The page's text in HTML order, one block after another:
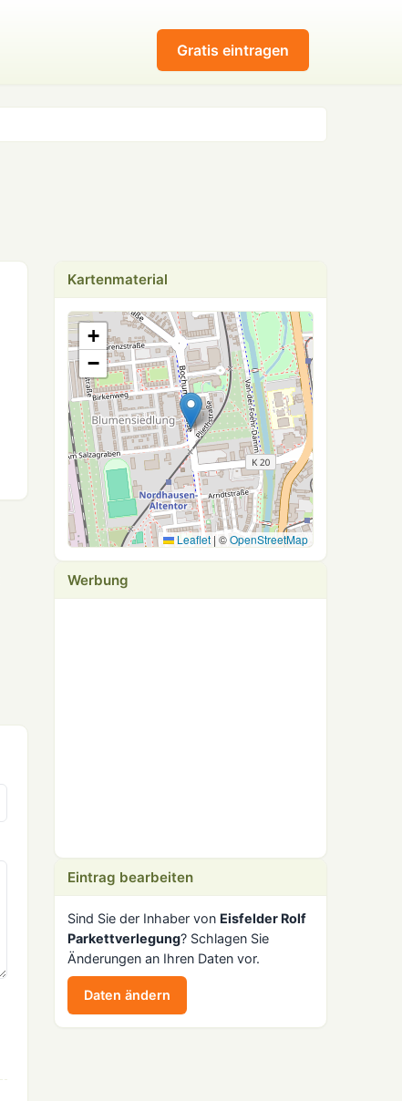
Gratis eintragen
Kartenmaterial
+
−
Leaflet | ©OpenStreetMap
Werbung
Eintrag bearbeiten
Sind Sie der Inhaber von Eisfelder Rolf
Parkettverlegung? Schlagen Sie
Änderungen an Ihren Daten vor.
Daten ändern